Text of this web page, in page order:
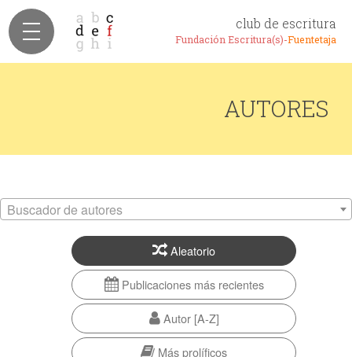
club de escritura
Fundación Escritura(s)-Fuentetaja
AUTORES
Buscador de autores
Aleatorio
Publicaciones más recientes
Autor [A-Z]
Más prolíficos